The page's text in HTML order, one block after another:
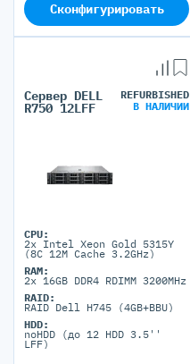
Сконфигурировать
Сервер DELL
R750 12LFF
REFURBISHED
В НАЛИЧИИ
CPU:
2x Intel Xeon Gold 5315Y
(8C 12M Cache 3.2GHz)
RAM:
2x 16GB DDR4 RDIMM 3200MHz
RAID:
RAID Dell H745 (4GB+BBU)
HDD:
noHDD (до 12 HDD 3.5''
LFF)